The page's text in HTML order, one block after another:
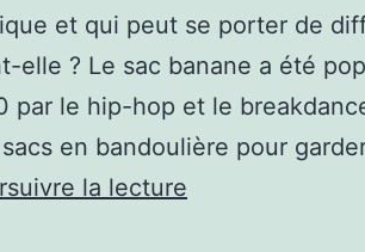
et qui peut se porter de
elle ? Le sac banane a été
par le hip-hop et le
en bandoulière pour
la lecture